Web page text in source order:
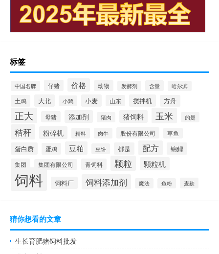
标签
中国名牌 仔猪 价格 动物 发酵剂 含量 哈尔滨
土鸡 大北 小鸡 小麦 山东 搅拌机 方舟
正大 母猪 添加剂 猪肉 猪饲料 玉米 的是
秸秆 粉碎机 精料 肉牛 股份有限公司 草鱼
蛋白质 蛋鸡 豆粕 豆饼 都是 配方 锦鲤
集团 集团有限公司 青饲料 颗粒 颗粒机
饲料 饲料厂 饲料添加剂 魔法 鱼粉 麦麸
猜你想看的文章
生长育肥猪饲料批发